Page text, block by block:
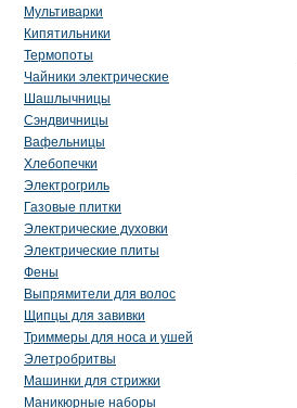
Мультиварки
Кипятильники
Термопоты
Чайники электрические
Шашлычницы
Сэндвичницы
Вафельницы
Хлебопечки
Электрогриль
Газовые плитки
Электрические духовки
Электрические плиты
Фены
Выпрямители для волос
Щипцы для завивки
Триммеры для носа и ушей
Элетробритвы
Машинки для стрижки
Маникюрные наборы